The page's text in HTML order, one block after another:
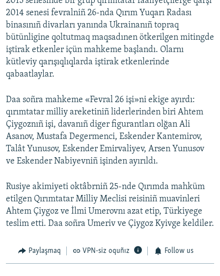
2014 senesi fevralniñ 26-nda Qırım Yuqarı Radası
binasınıñ divarları yanında Ukrainanıñ topraq
bütünligine qoltutmaq maqsadınen ötkerilgen mitingde
iştirak etkenler içün mahkeme başlandı. Olarnı
kütleviy qarışıqlıqlarda iştirak etkenlerinde
qabaatlaylar.
Daa soñra mahkeme «Fevral 26 işi»ni ekige ayırdı:
qırımtatar milliy areketiniñ liderlerinden biri Ahtem
Çiygoznıñ işi, davanıñ diger figurantları olğan Ali
Asanov, Mustafa Degermenci, Eskender Kantemirov,
Talât Yunusov, Eskender Emirvaliyev, Arsen Yunusov
ve Eskender Nabiyevniñ işinden ayırıldı.
Rusiye akimiyeti oktâbrniñ 25-nde Qırımda mahküm
etilgen Qırımtatar Milliy Meclisi reisiniñ muavinleri
Ahtem Çiygoz ve İlmi Umerovnı azat etip, Türkiyege
teslim etti. Daa soñra Umeriv ve Çiygoz Kyivge keldiler.
Paylaşmaq VPN-siz oquñız Follow us